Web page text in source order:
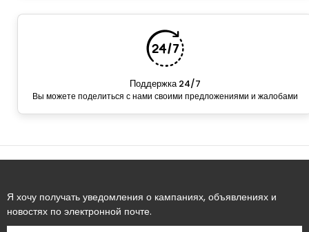
Поддержка 24/7
Вы можете поделиться с нами своими предложениями и жалобами
Я хочу получать уведомления о кампаниях, объявлениях и
новостях по электронной почте.